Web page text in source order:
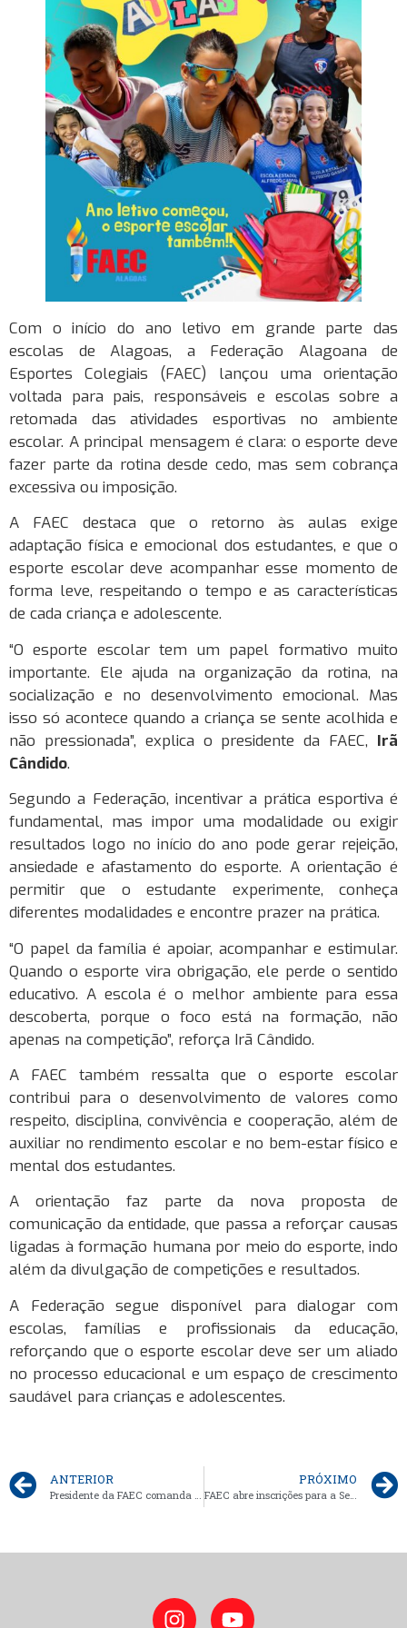
Com o início do ano letivo em grande parte das
escolas de Alagoas, a Federação Alagoana de
Esportes Colegiais (FAEC) lançou uma orientação
voltada para pais, responsáveis e escolas sobre a
retomada das atividades esportivas no ambiente
escolar. A principal mensagem é clara: o esporte deve
fazer parte da rotina desde cedo, mas sem cobrança
excessiva ou imposição.
A FAEC destaca que o retorno às aulas exige
adaptação física e emocional dos estudantes, e que o
esporte escolar deve acompanhar esse momento de
forma leve, respeitando o tempo e as características
de cada criança e adolescente.
“O esporte escolar tem um papel formativo muito
importante. Ele ajuda na organização da rotina, na
socialização e no desenvolvimento emocional. Mas
isso só acontece quando a criança se sente acolhida e
não pressionada”, explica o presidente da FAEC, Irã
Cândido.
Segundo a Federação, incentivar a prática esportiva é
fundamental, mas impor uma modalidade ou exigir
resultados logo no início do ano pode gerar rejeição,
ansiedade e afastamento do esporte. A orientação é
permitir que o estudante experimente, conheça
diferentes modalidades e encontre prazer na prática.
“O papel da família é apoiar, acompanhar e estimular.
Quando o esporte vira obrigação, ele perde o sentido
educativo. A escola é o melhor ambiente para essa
descoberta, porque o foco está na formação, não
apenas na competição”, reforça Irã Cândido.
A FAEC também ressalta que o esporte escolar
contribui para o desenvolvimento de valores como
respeito, disciplina, convivência e cooperação, além de
auxiliar no rendimento escolar e no bem-estar físico e
mental dos estudantes.
A orientação faz parte da nova proposta de
comunicação da entidade, que passa a reforçar causas
ligadas à formação humana por meio do esporte, indo
além da divulgação de competições e resultados.
A Federação segue disponível para dialogar com
escolas, famílias e profissionais da educação,
reforçando que o esporte escolar deve ser um aliado
no processo educacional e um espaço de crescimento
saudável para crianças e adolescentes.
ANTERIOR
Presidente da FAEC comanda processo eleitoral histórico da CBDE durante JEBs 2025
PRÓXIMO
FAEC abre inscrições para a Seletiva Estadual de Voleibol Sub-18 dos JEB’s 2026